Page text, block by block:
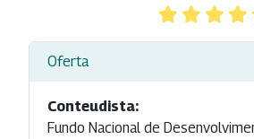
Oferta
Conteudista:
Fundo Nacional de